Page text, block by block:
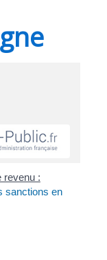
revenu :
sanctions en